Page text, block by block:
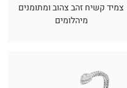
צמיד קשיח זהב צהוב ומתומנים
מיהלומים